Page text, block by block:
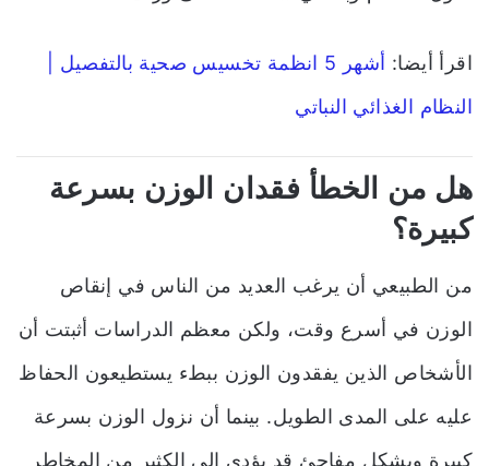
اقرأ أيضا:
أشهر 5 انظمة تخسيس صحية بالتفصيل |
النظام الغذائي النباتي
هل من الخطأ فقدان الوزن بسرعة
كبيرة؟
من الطبيعي أن يرغب العديد من الناس في إنقاص
الوزن في أسرع وقت، ولكن معظم الدراسات أثبتت أن
الأشخاص الذين يفقدون الوزن ببطء يستطيعون الحفاظ
عليه على المدى الطويل. بينما أن نزول الوزن بسرعة
كبيرة وبشكل مفاجئ قد يؤدي إلى الكثير من المخاطر